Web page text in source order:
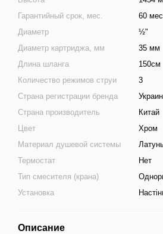
Гарантийный срок, мес.
60
Диаметр
½"
Диаметр картриджа, мм
35 мм
Длина шланга
150см
Количество режимов струи
3
Страна регистрации бренда
Страна производитель
Китай
Цвет
Хром
Материал душевой системы
Термостат
Нет
Тип смесителя (крана)
Установка
Описание